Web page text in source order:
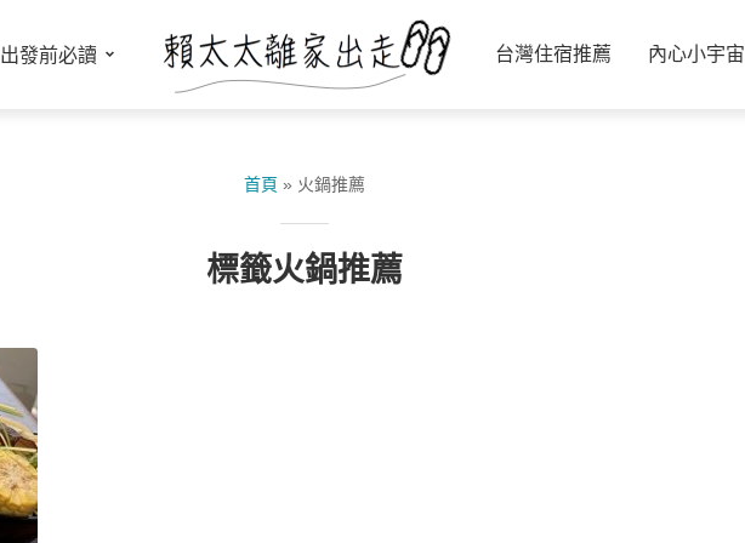
出發前必讀 台灣住宿推薦 內心小宇宙
首頁 » 火鍋推薦
標籤火鍋推薦